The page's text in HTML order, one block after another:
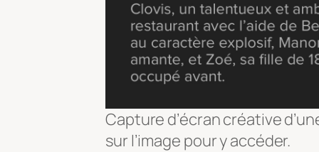
Capture d’écran créative
sur l’image pour y accéder.